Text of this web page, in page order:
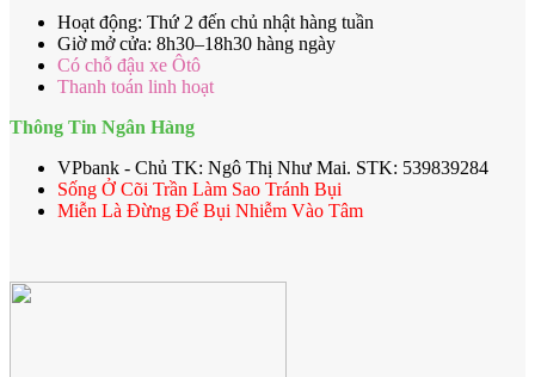
Hoạt động: Thứ 2 đến chủ nhật hàng tuần
Giờ mở cửa: 8h30–18h30 hàng ngày
Có chỗ đậu xe Ôtô
Thanh toán linh hoạt
Thông Tin Ngân Hàng
VPbank - Chủ TK: Ngô Thị Như Mai. STK: 539839284
Sống Ở Cõi Trần Làm Sao Tránh Bụi
Miễn Là Đừng Để Bụi Nhiễm Vào Tâm